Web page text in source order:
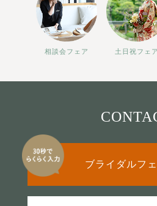
相談会フェア 土日祝フェア
ブライダルフ